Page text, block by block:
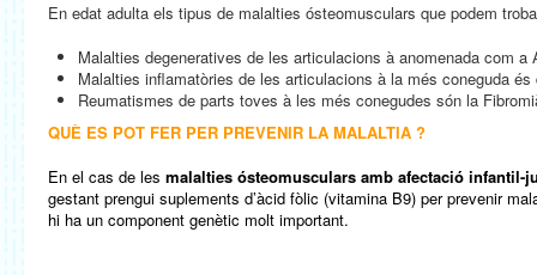
En edat adulta els tipus de malalties ósteomusculars que podem
Malalties degeneratives de les articulacions à anomenada com a
Malalties inflamatòries de les articulacions à la més coneguda és
Reumatismes de parts toves à les més conegudes són la
QUÈ ES POT FER PER PREVENIR LA MALALTIA ?
En el cas de les malalties ósteomusculars amb afectació infantil-
gestant prengui suplements d’àcid fòlic (vitamina B9) per prevenir
hi ha un component genètic molt important.